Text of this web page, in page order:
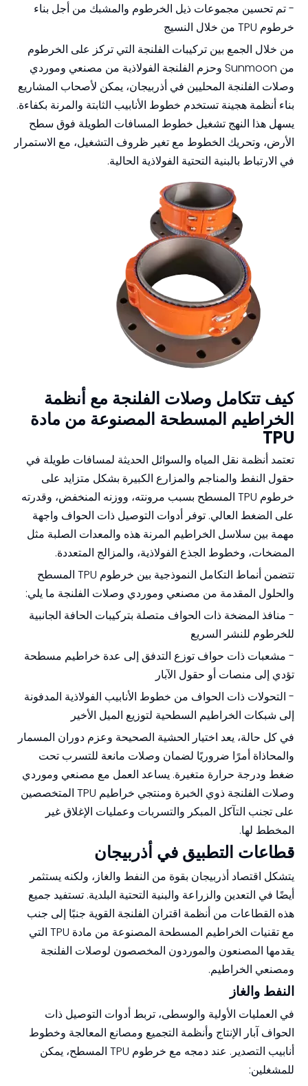
- تم تحسين مجموعات ذيل الخرطوم والمشبك من أجل بناء
خرطوم TPU من خلال النسيج
من خلال الجمع بين تركيبات الفلنجة التي تركز على الخرطوم
من Sunmoon وحزم الفلنجة الفولاذية من مصنعي وموردي
وصلات الفلنجة المحليين في أذربيجان، يمكن لأصحاب المشاريع
بناء أنظمة هجينة تستخدم خطوط الأنابيب الثابتة والمرنة بكفاءة.
يسهل هذا النهج تشغيل خطوط المسافات الطويلة فوق سطح
الأرض، وتحريك الخطوط مع تغير ظروف التشغيل، مع الاستمرار
في الارتباط بالبنية التحتية الفولاذية الحالية.
كيف تتكامل وصلات الفلنجة مع أنظمة
الخراطيم المسطحة المصنوعة من مادة
TPU
تعتمد أنظمة نقل المياه والسوائل الحديثة لمسافات طويلة في
حقول النفط والمناجم والمزارع الكبيرة بشكل متزايد على
خرطوم TPU المسطح بسبب مرونته، ووزنه المنخفض، وقدرته
على الضغط العالي. توفر أدوات التوصيل ذات الحواف واجهة
مهمة بين سلاسل الخراطيم المرنة هذه والمعدات الصلبة مثل
المضخات، وخطوط الجذع الفولاذية، والمزالج المتعددة.
تتضمن أنماط التكامل النموذجية بين خرطوم TPU المسطح
والحلول المقدمة من مصنعي وموردي وصلات الفلنجة ما يلي:
- منافذ المضخة ذات الحواف متصلة بتركيبات الحافة الجانبية
للخرطوم للنشر السريع
- مشعبات ذات حواف توزع التدفق إلى عدة خراطيم مسطحة
تؤدي إلى منصات أو حقول الآبار
- التحولات ذات الحواف من خطوط الأنابيب الفولاذية المدفونة
إلى شبكات الخراطيم السطحية لتوزيع الميل الأخير
في كل حالة، يعد اختيار الحشية الصحيحة وعزم دوران المسمار
والمحاذاة أمرًا ضروريًا لضمان وصلات مانعة للتسرب تحت
ضغط ودرجة حرارة متغيرة. يساعد العمل مع مصنعي وموردي
وصلات الفلنجة ذوي الخبرة ومنتجي خراطيم TPU المتخصصين
على تجنب التآكل المبكر والتسربات وعمليات الإغلاق غير
المخطط لها.
قطاعات التطبيق في أذربيجان
يتشكل اقتصاد أذربيجان بقوة من النفط والغاز، ولكنه يستثمر
أيضًا في التعدين والزراعة والبنية التحتية البلدية. تستفيد جميع
هذه القطاعات من أنظمة اقتران الفلنجة القوية جنبًا إلى جنب
مع تقنيات الخراطيم المسطحة المصنوعة من مادة TPU التي
يقدمها المصنعون والموردون المخصصون لوصلات الفلنجة
ومصنعي الخراطيم.
النفط والغاز
في العمليات الأولية والوسطى، تربط أدوات التوصيل ذات
الحواف آبار الإنتاج وأنظمة التجميع ومصانع المعالجة وخطوط
أنابيب التصدير. عند دمجه مع خرطوم TPU المسطح، يمكن
للمشغلين: